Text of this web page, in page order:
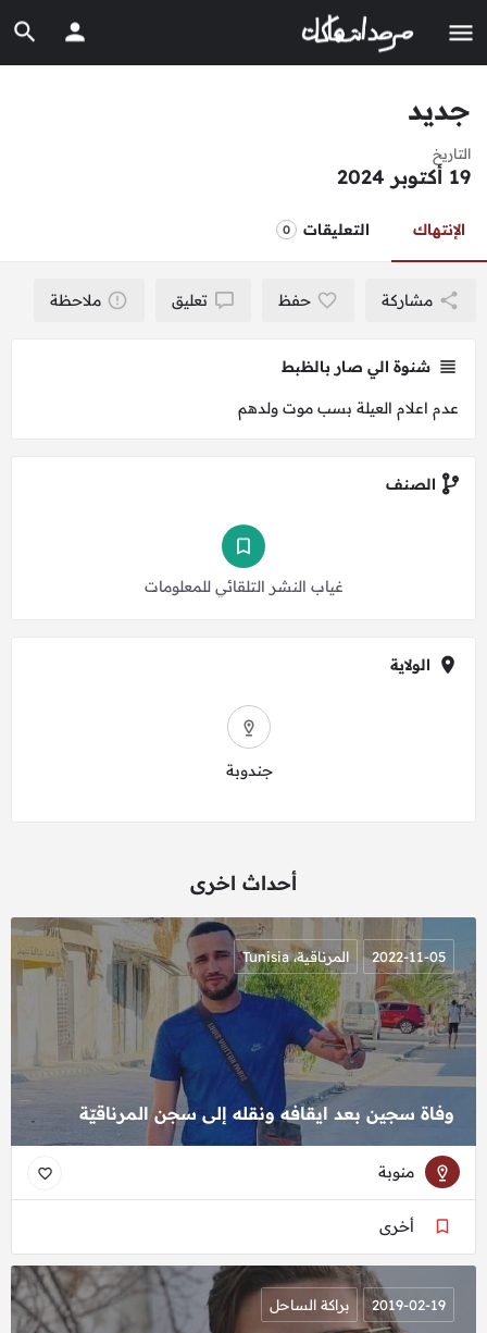
جديد
التاريخ
19 أكتوبر 2024
الإنتهاك التعليقات 0
مشاركة حفظ تعليق ملاحظة
شنوة الي صار بالظبط
عدم اعلام العيلة بسب موت ولدهم
الصنف
غياب النشر التلقائي للمعلومات
الولاية
جندوبة
أحداث اخرى
وفاة سجين بعد ايقافه ونقله إلى سجن المرناقيّة
2022-11-05 المرناقية، Tunisia
منوبة
أخرى
2019-02-19 براكة الساحل